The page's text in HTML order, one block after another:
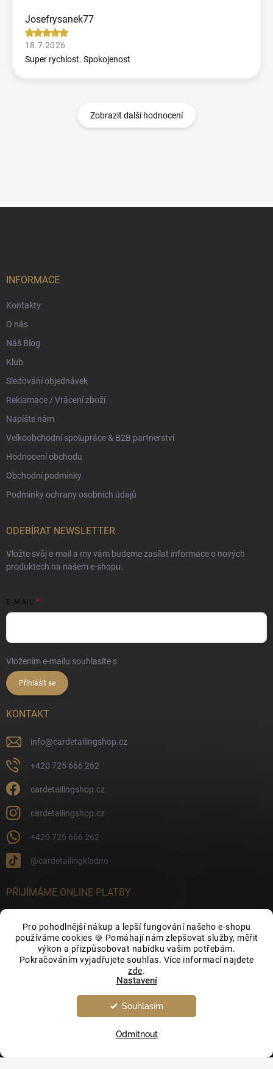
Pro pohodlnější nákup a lepší fungování našeho e-shopu
používáme cookies 🍪 Pomáhají nám zlepšovat služby, měřit
výkon a přizpůsobovat nabídku vašim potřebám.
Pokračováním vyjadřujete souhlas. Více informací najdete
zde.
Nastavení
Odmítnout
Souhlasím
Josefrysanek77
18.7.2026
Super rychlost. Spokojenost
Zobrazit další hodnocení
INFORMACE
Kontakty
O nás
Náš Blog
Klub
Sledování objednávek
Reklamace / Vrácení zboží
Napište nám
Velkoobchodní spolupráce & B2B partnerství
Hodnocení obchodu
Obchodní podmínky
Podmínky ochrany osobních údajů
ODEBÍRAT NEWSLETTER
Vložte svůj e-mail a my vám budeme zasílat informace o nových
produktech na našem e-shopu.
E-MAIL
Vložením e-mailu souhlasíte s
Přihlásit se
KONTAKT
info@cardetailingshop.cz
+420 725 666 262
cardetailingshop.cz
cardetailingshop.cz
+420 725 666 262
@cardetailingkladno
PŘIJÍMÁME ONLINE PLATBY
FACEBOOK
CarDetailingShop.cz. Všechna práva vyhrazena.